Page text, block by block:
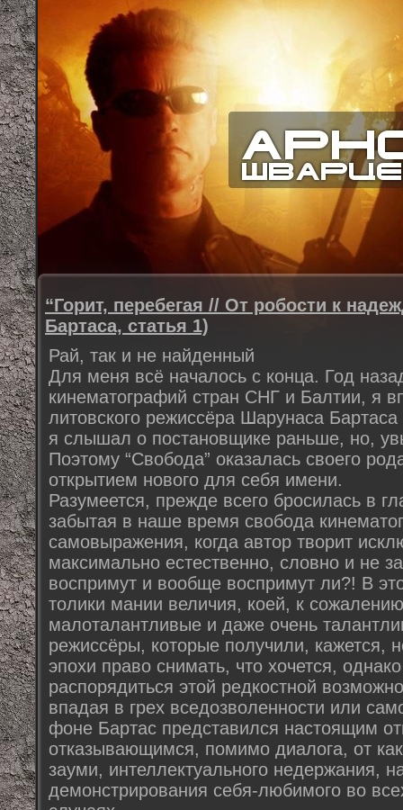
“Горит, перебегая // От робости к
Бартаса, статья 1)
Рай, так и не найденный
Для меня всё началось с конца. Год
кинематографий стран СНГ и Балтии, я
литовского режиссёра Шарунаса
я слышал о постановщике раньше, но,
Поэтому “Свобода” оказалась своего
открытием нового для себя имени.
Разумеется, прежде всего бросилась в
забытая в наше время свобода
самовыражения, когда автор творит
максимально естественно, словно и не
воспримут и вообще воспримут ли?! В
толики мании величия, коей, к
малоталантливые и даже очень
режиссёры, которые получили, кажется,
эпохи право снимать, что хочется,
распорядиться этой редкостной
впадая в грех вседозволенности или
фоне Бартас представился настоящим
отказывающимся, помимо диалога, от
зауми, интеллектуального недержания,
демонстрирования себя-любимого во